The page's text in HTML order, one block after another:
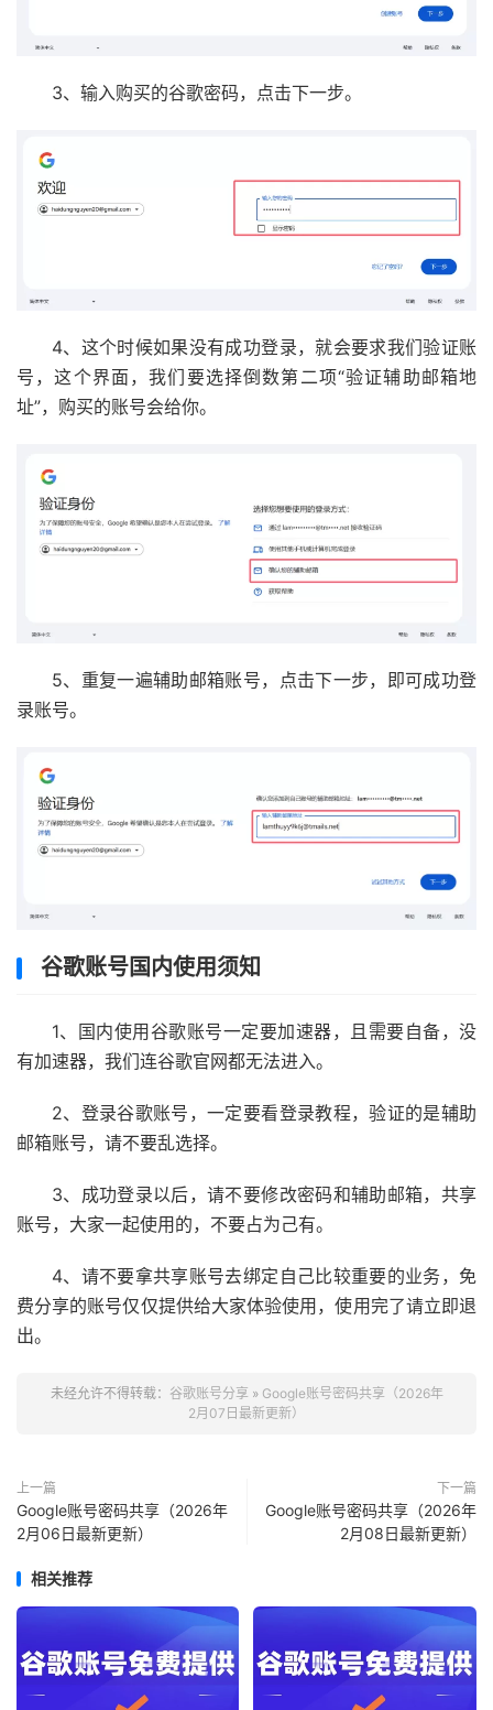
3、输入购买的谷歌密码，点击下一步。
4、这个时候如果没有成功登录，就会要求我们验证账
号，这个界面，我们要选择倒数第二项“验证辅助邮箱地
址”，购买的账号会给你。
5、重复一遍辅助邮箱账号，点击下一步，即可成功登
录账号。
谷歌账号国内使用须知
1、国内使用谷歌账号一定要加速器，且需要自备，没
有加速器，我们连谷歌官网都无法进入。
2、登录谷歌账号，一定要看登录教程，验证的是辅助
邮箱账号，请不要乱选择。
3、成功登录以后，请不要修改密码和辅助邮箱，共享
账号，大家一起使用的，不要占为己有。
4、请不要拿共享账号去绑定自己比较重要的业务，免
费分享的账号仅仅提供给大家体验使用，使用完了请立即退
出。
未经允许不得转载： 谷歌账号分享 » Google账号密码共享（2026年
2月07日最新更新）
上一篇
Google账号密码共享（2026年
2月06日最新更新）
下一篇
Google账号密码共享（2026年
2月08日最新更新）
相关推荐